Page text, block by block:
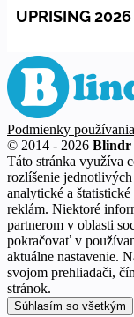
Podmienky používania
© 2014 - 2026 Blindr
Táto stránka využíva
rozlíšenie
analytické a
reklám. Niektoré
partnerom v oblasti
pokračovať v
aktuálne nastavenie.
svojom prehliadači,
stránok.